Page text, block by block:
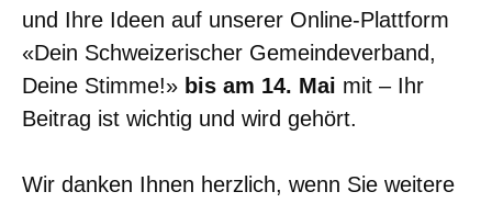
und Ihre Ideen auf unserer Online-Plattform
«Dein Schweizerischer Gemeindeverband,
Deine Stimme!» bis am 14. Mai mit – Ihr
Beitrag ist wichtig und wird gehört.
Wir danken Ihnen herzlich, wenn Sie weitere